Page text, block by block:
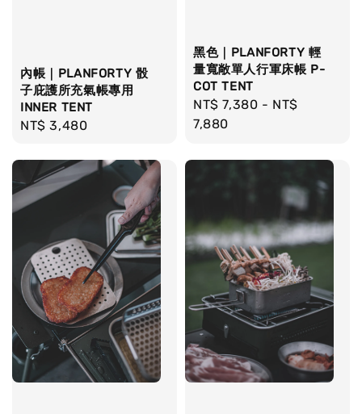
內帳｜PLANFORTY 骰
子庇護所充氣帳專用
INNER TENT
Regular
NT$ 3,480
黑色｜PLANFORTY 輕
量寬敞單人行軍床帳 P-
COT TENT
Regular
price
NT$ 7,380 - NT$
7,880